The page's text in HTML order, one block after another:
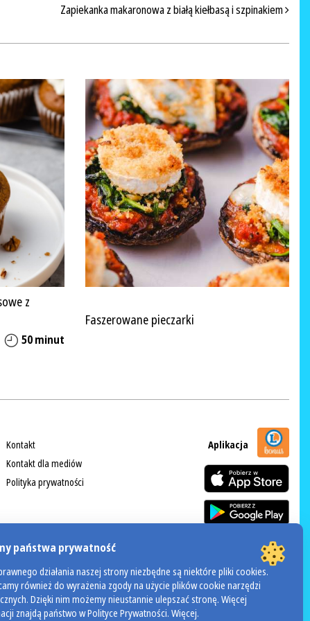
Zapiekanka makaronowa z białą kiełbasą i szpinakiem
z
50 minut
Faszerowane pieczarki
Kontakt
Kontakt dla mediów
Polityka prywatności
Aplikacja
żywności Regulamin akcji Valdinox
POWERED BY
państwa prywatność
działania naszej strony niezbędne są niektóre pliki cookies.
również do wyrażenia zgody na użycie plików cookie narzędzi
Dzięki nim możemy nieustannie ulepszać stronę. Więcej
znajdą państwo w Polityce Prywatności.Więcej.